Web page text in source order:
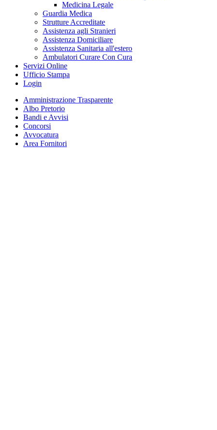
Medicina Legale
Guardia Medica
Strutture Accreditate
Assistenza agli Stranieri
Assistenza Domiciliare
Assistenza Sanitaria all'estero
Ambulatori Curare Con Cura
Servizi Online
Ufficio Stampa
Login
Amministrazione Trasparente
Albo Pretorio
Bandi e Avvisi
Concorsi
Avvocatura
Area Fornitori